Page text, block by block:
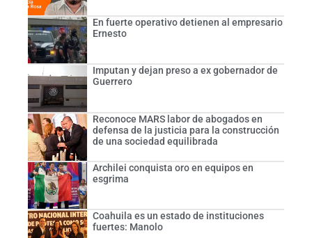
En fuerte operativo detienen al empresario
Ernesto
Imputan y dejan preso a ex gobernador de
Guerrero
Reconoce MARS labor de abogados en
defensa de la justicia para la construcción
de una sociedad equilibrada
Archilei conquista oro en equipos en
esgrima
Coahuila es un estado de instituciones
fuertes: Manolo